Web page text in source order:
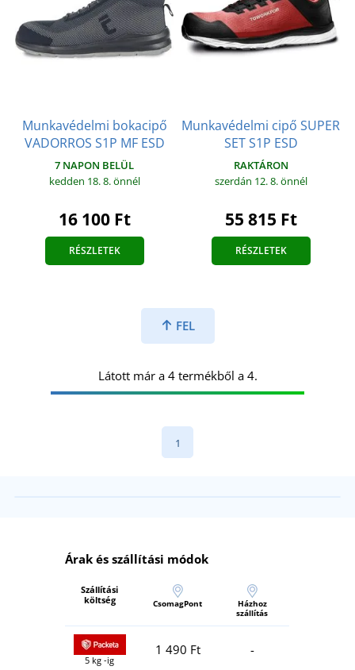
Munkavédelmi bokacipő
VADORROS S1P MF ESD
7 NAPON BELÜL
kedden 18. 8.önnél
16 100 Ft
RÉSZLETEK
Munkavédelmi cipő SUPER
SET S1P ESD
RAKTÁRON
szerdán 12. 8.önnél
55 815 Ft
RÉSZLETEK
FEL
Látott már a 4 termékből a 4.
1
Árak és szállítási módok
Szállítási
költség
CsomagPont
Házhoz
szállítás
5 kg -ig
1 490 Ft -